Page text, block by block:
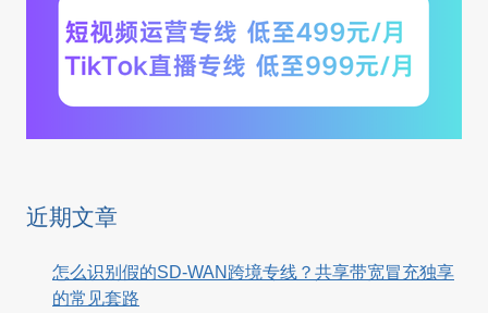
近期文章
怎么识别假的SD-WAN跨境专线？共享带宽冒充独享
的常见套路